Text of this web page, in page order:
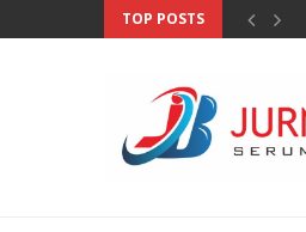
TOP POSTS